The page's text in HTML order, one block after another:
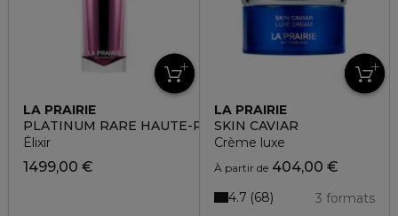
LA PRAIRIE
PLATINUM RARE HAUTE-REJUVENATION
Élixir
1499,00 €
LA PRAIRIE
SKIN CAVIAR
Crème luxe
À partir de404,00 €
3 formats
4.7 68